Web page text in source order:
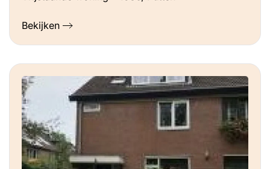
Bekijken